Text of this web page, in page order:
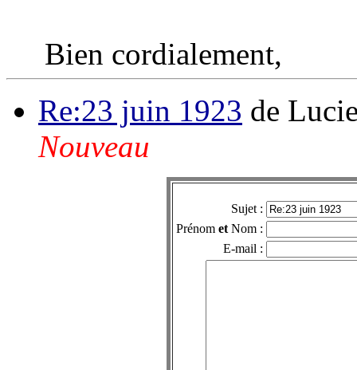
Bien cordialement,
Re:23 juin 1923 de
Nouveau
Sujet :
Prénom et Nom :
E-mail :